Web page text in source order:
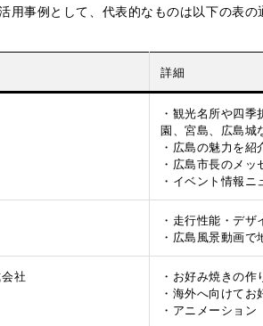
用事例として、代表的なものは以下の表の
詳細
・観光名所や四
園、宮島、広島城
・広島の魅力を紹
・広島市長のメッ
・イベント情報ニ
・走行性能・デ
・広島風景動画
社
・お好み焼きの作
・海外へ向けて
・アニメーション